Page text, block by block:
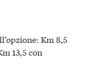
Km 8,5
13,5 con